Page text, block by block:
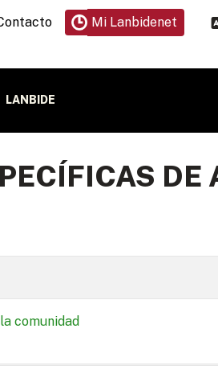
Mi Lanbidenet
LANBIDE
DE
comunidad